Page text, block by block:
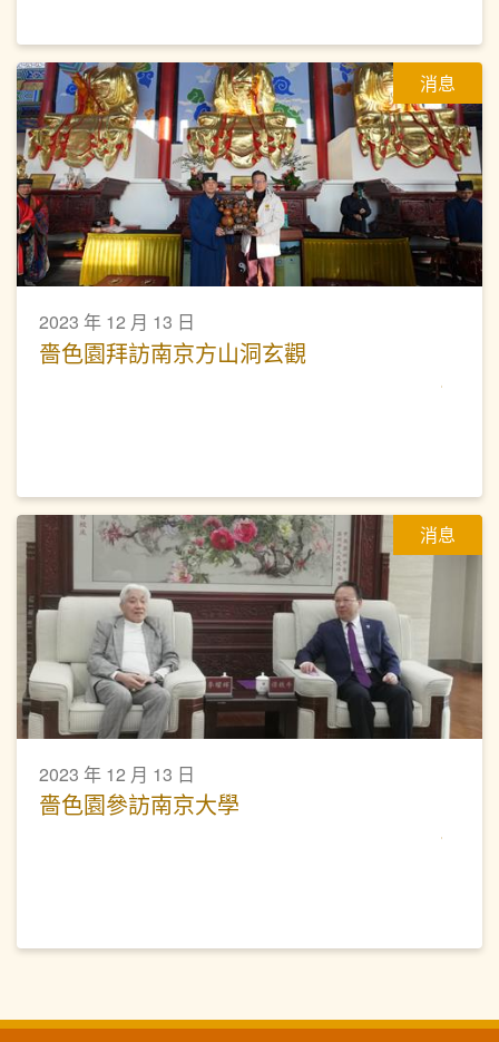
消息
2023 年 12 月 13 日
嗇色園拜訪南京方山洞玄觀
消息
2023 年 12 月 13 日
嗇色園參訪南京大學